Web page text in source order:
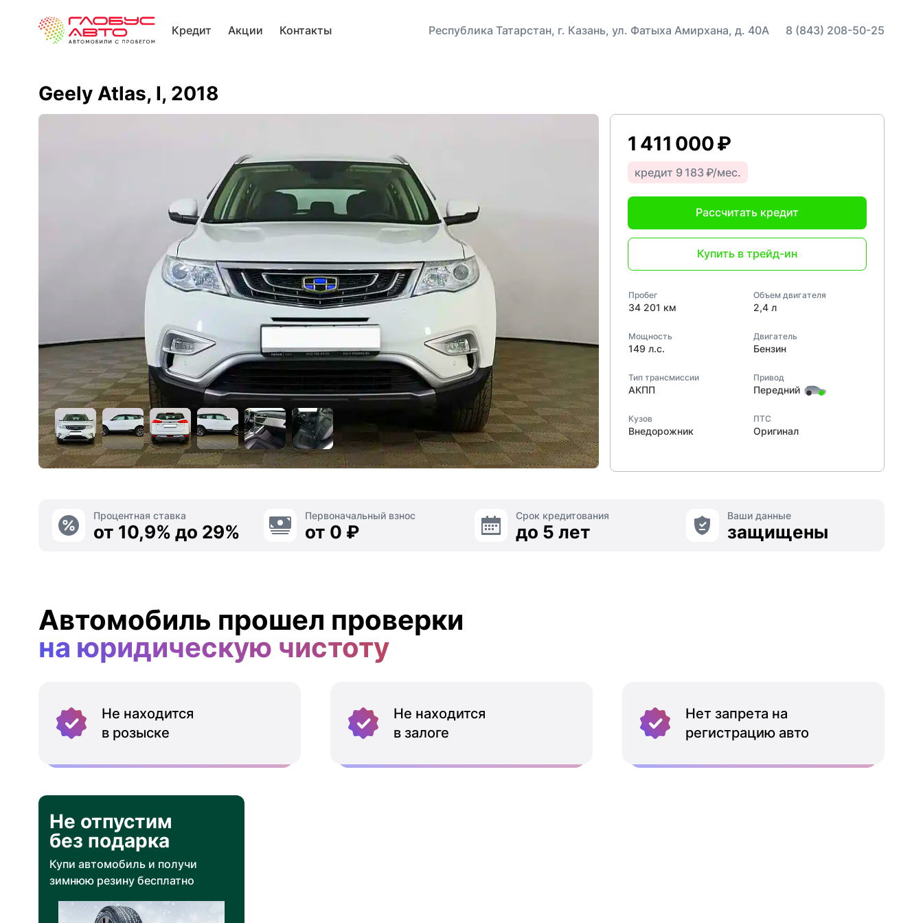
Кредит Акции Контакты Республика Татарстан, г. Казань, ул. Фатыха Амирхана, д. 40А 8 (843) 208-50-25
Geely Atlas, I, 2018
1 411 000 ₽
кредит 9 183 ₽/мес.
Рассчитать кредит
Купить в трейд-ин
Пробег
34 201 км
Объем двигателя
2,4 л
Мощность
149 л.с.
Двигатель
Бензин
Тип трансмиссии
АКПП
Привод
Передний
Кузов
Внедорожник
ПТС
Оригинал
Процентная ставка
от 10,9% до 29%
Первоначальный взнос
от 0 ₽
Срок кредитования
до 5 лет
Ваши данные
защищены
Автомобиль прошел проверки
на юридическую чистоту
Не находится
в розыске
Не находится
в залоге
Нет запрета на
регистрацию авто
Не отпустим
без подарка
Купи автомобиль и получи
зимнюю резину бесплатно